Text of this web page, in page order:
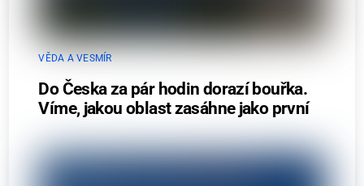
VĚDA A VESMÍR
Do Česka za pár hodin dorazí bouřka.
Víme, jakou oblast zasáhne jako první